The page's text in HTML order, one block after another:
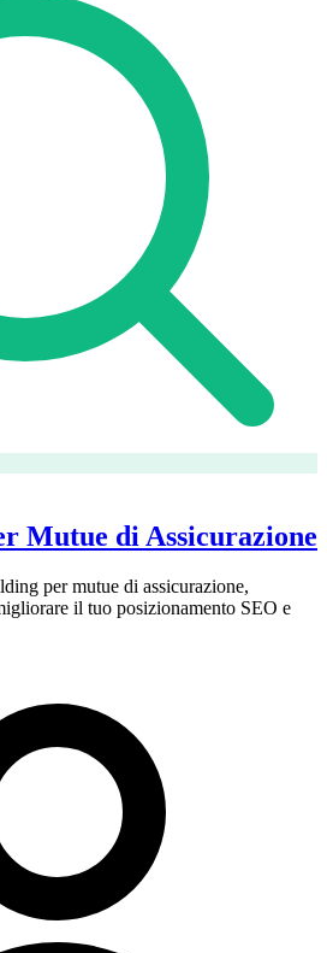
Mutue di Assicurazione
per mutue di assicurazione,
il tuo posizionamento SEO e